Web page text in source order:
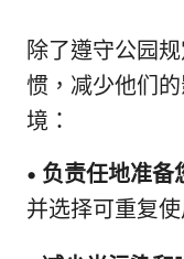
除了遵守公园
惯，减少他们
境：
• 负责任地准备
并选择可重复